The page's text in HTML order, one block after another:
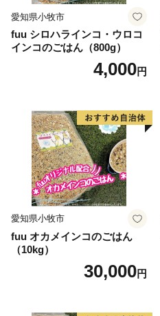
愛知県小牧市
fuu シロハラインコ・ウロコ
インコのごはん（800g）
4,000円
愛知県小牧市
fuu オカメインコのごはん
（10kg）
30,000円